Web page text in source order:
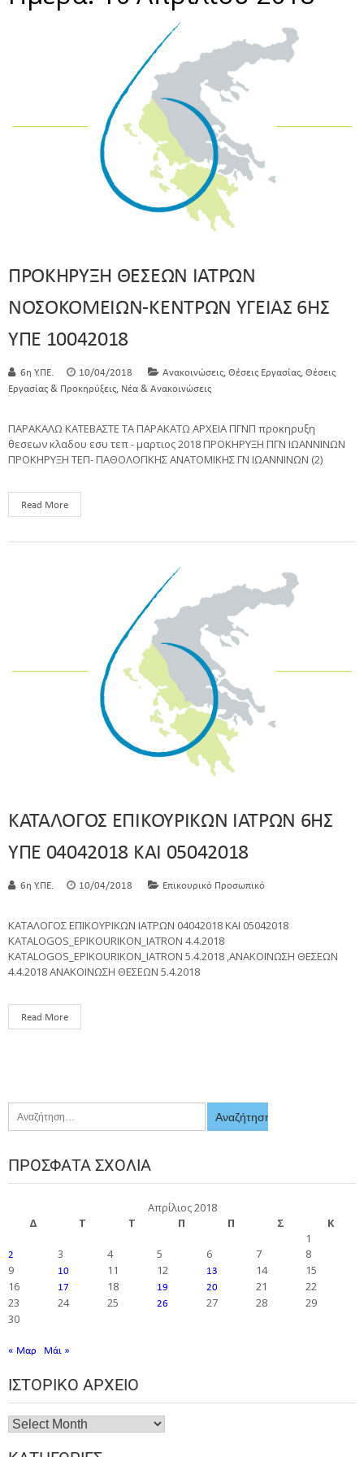
ΠΡΟΚΗΡΥΞΗ ΘΕΣΕΩΝ ΙΑΤΡΩΝ
ΝΟΣΟΚΟΜΕΙΩΝ-ΚΕΝΤΡΩΝ ΥΓΕΙΑΣ 6ΗΣ
ΥΠΕ 10042018
6η Υ.ΠΕ. 10/04/2018 Ανακοινώσεις, Θέσεις Εργασίας, Θέσεις
Εργασίας & Προκηρύξεις, Νέα & Ανακοινώσεις
ΠΑΡΑΚΑΛΩ ΚΑΤΕΒΑΣΤΕ ΤΑ ΠΑΡΑΚΑΤΩ ΑΡΧΕΙΑ ΠΓΝΠ προκηρυξη
θεσεων κλαδου εσυ τεπ - μαρτιος 2018 ΠΡΟΚΗΡΥΞΗ ΠΓΝ ΙΩΑΝΝΙΝΩΝ
ΠΡΟΚΗΡΥΞΗ ΤΕΠ- ΠΑΘΟΛΟΓΙΚΗΣ ΑΝΑΤΟΜΙΚΗΣ ΓΝ ΙΩΑΝΝΙΝΩΝ (2)
Read More
ΚΑΤΑΛΟΓΟΣ ΕΠΙΚΟΥΡΙΚΩΝ ΙΑΤΡΩΝ 6ΗΣ
ΥΠΕ 04042018 ΚΑΙ 05042018
6η Υ.ΠΕ. 10/04/2018 Επικουρικό Προσωπικό
ΚΑΤΑΛΟΓΟΣ ΕΠΙΚΟΥΡΙΚΩΝ ΙΑΤΡΩΝ 04042018 ΚΑΙ 05042018
KATALOGOS_EPIKOURIKON_IATRON 4.4.2018
KATALOGOS_EPIKOURIKON_IATRON 5.4.2018 ,ΑΝΑΚΟΙΝΩΣΗ ΘΕΣΕΩΝ
4.4.2018 ΑΝΑΚΟΙΝΩΣΗ ΘΕΣΕΩΝ 5.4.2018
Read More
ΠΡΌΣΦΑΤΑ ΣΧΌΛΙΑ
Απρίλιος 2018
Δ
Τ Τ Π Π Σ
Κ
1
2 3 4 5 6 7
8
9
10 11 12 13 14
15
16
17 18 19 20 21
22
23
24 25 26 27 28
29
30
« Μαρ Μάι »
ΙΣΤΟΡΙΚΌ ΑΡΧΕΊΟ